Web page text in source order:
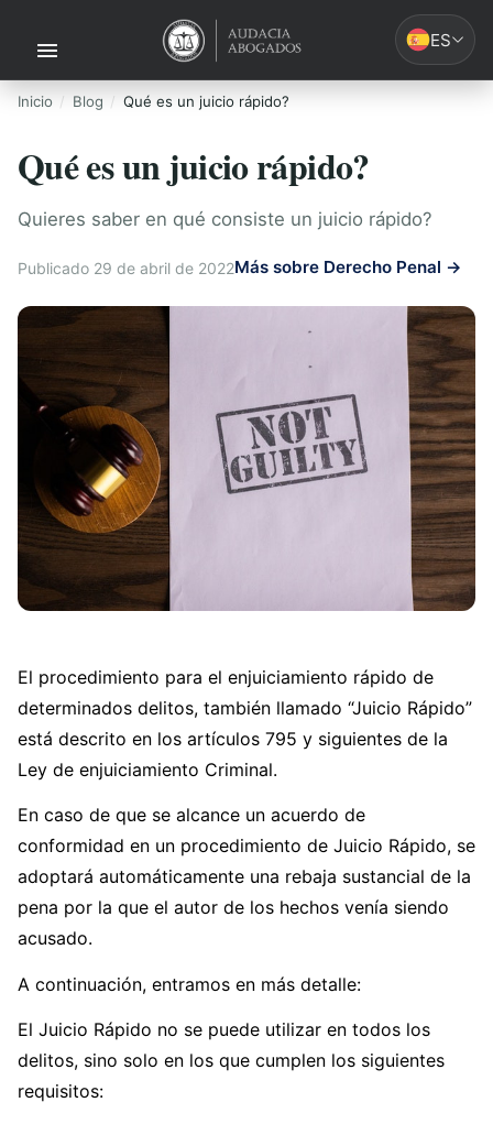
ES
Inicio Blog Qué es un juicio rápido?
Qué es un juicio rápido?
Quieres saber en qué consiste un juicio rápido?
Publicado 29 de abril de 2022Más sobre Derecho Penal →
El procedimiento para el enjuiciamiento rápido de
determinados delitos, también llamado “Juicio Rápido”
está descrito en los artículos 795 y siguientes de la
Ley de enjuiciamiento Criminal.
En caso de que se alcance un acuerdo de
conformidad en un procedimiento de Juicio Rápido, se
adoptará automáticamente una rebaja sustancial de la
pena por la que el autor de los hechos venía siendo
acusado.
A continuación, entramos en más detalle:
El Juicio Rápido no se puede utilizar en todos los
delitos, sino solo en los que cumplen los siguientes
requisitos: